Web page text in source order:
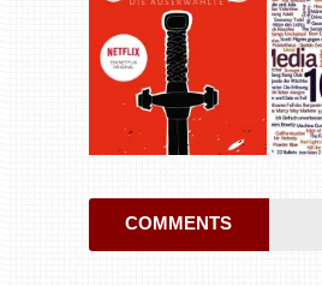
COMMENTS